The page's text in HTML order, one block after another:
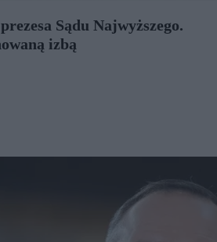
Sądu Najwyższego.
izbą